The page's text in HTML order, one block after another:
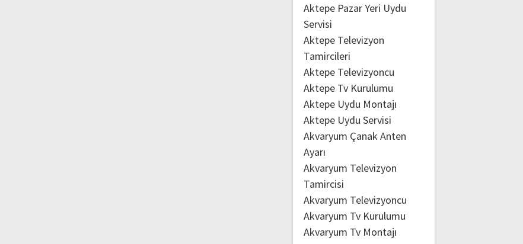
Aktepe Pazar Yeri Uydu
Servisi
Aktepe Televizyon
Tamircileri
Aktepe Televizyoncu
Aktepe Tv Kurulumu
Aktepe Uydu Montajı
Aktepe Uydu Servisi
Akvaryum Çanak Anten
Ayarı
Akvaryum Televizyon
Tamircisi
Akvaryum Televizyoncu
Akvaryum Tv Kurulumu
Akvaryum Tv Montajı